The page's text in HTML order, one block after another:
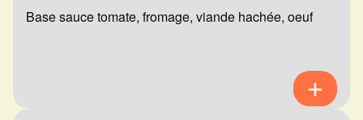
Base sauce tomate, fromage, viande hachée, oeuf